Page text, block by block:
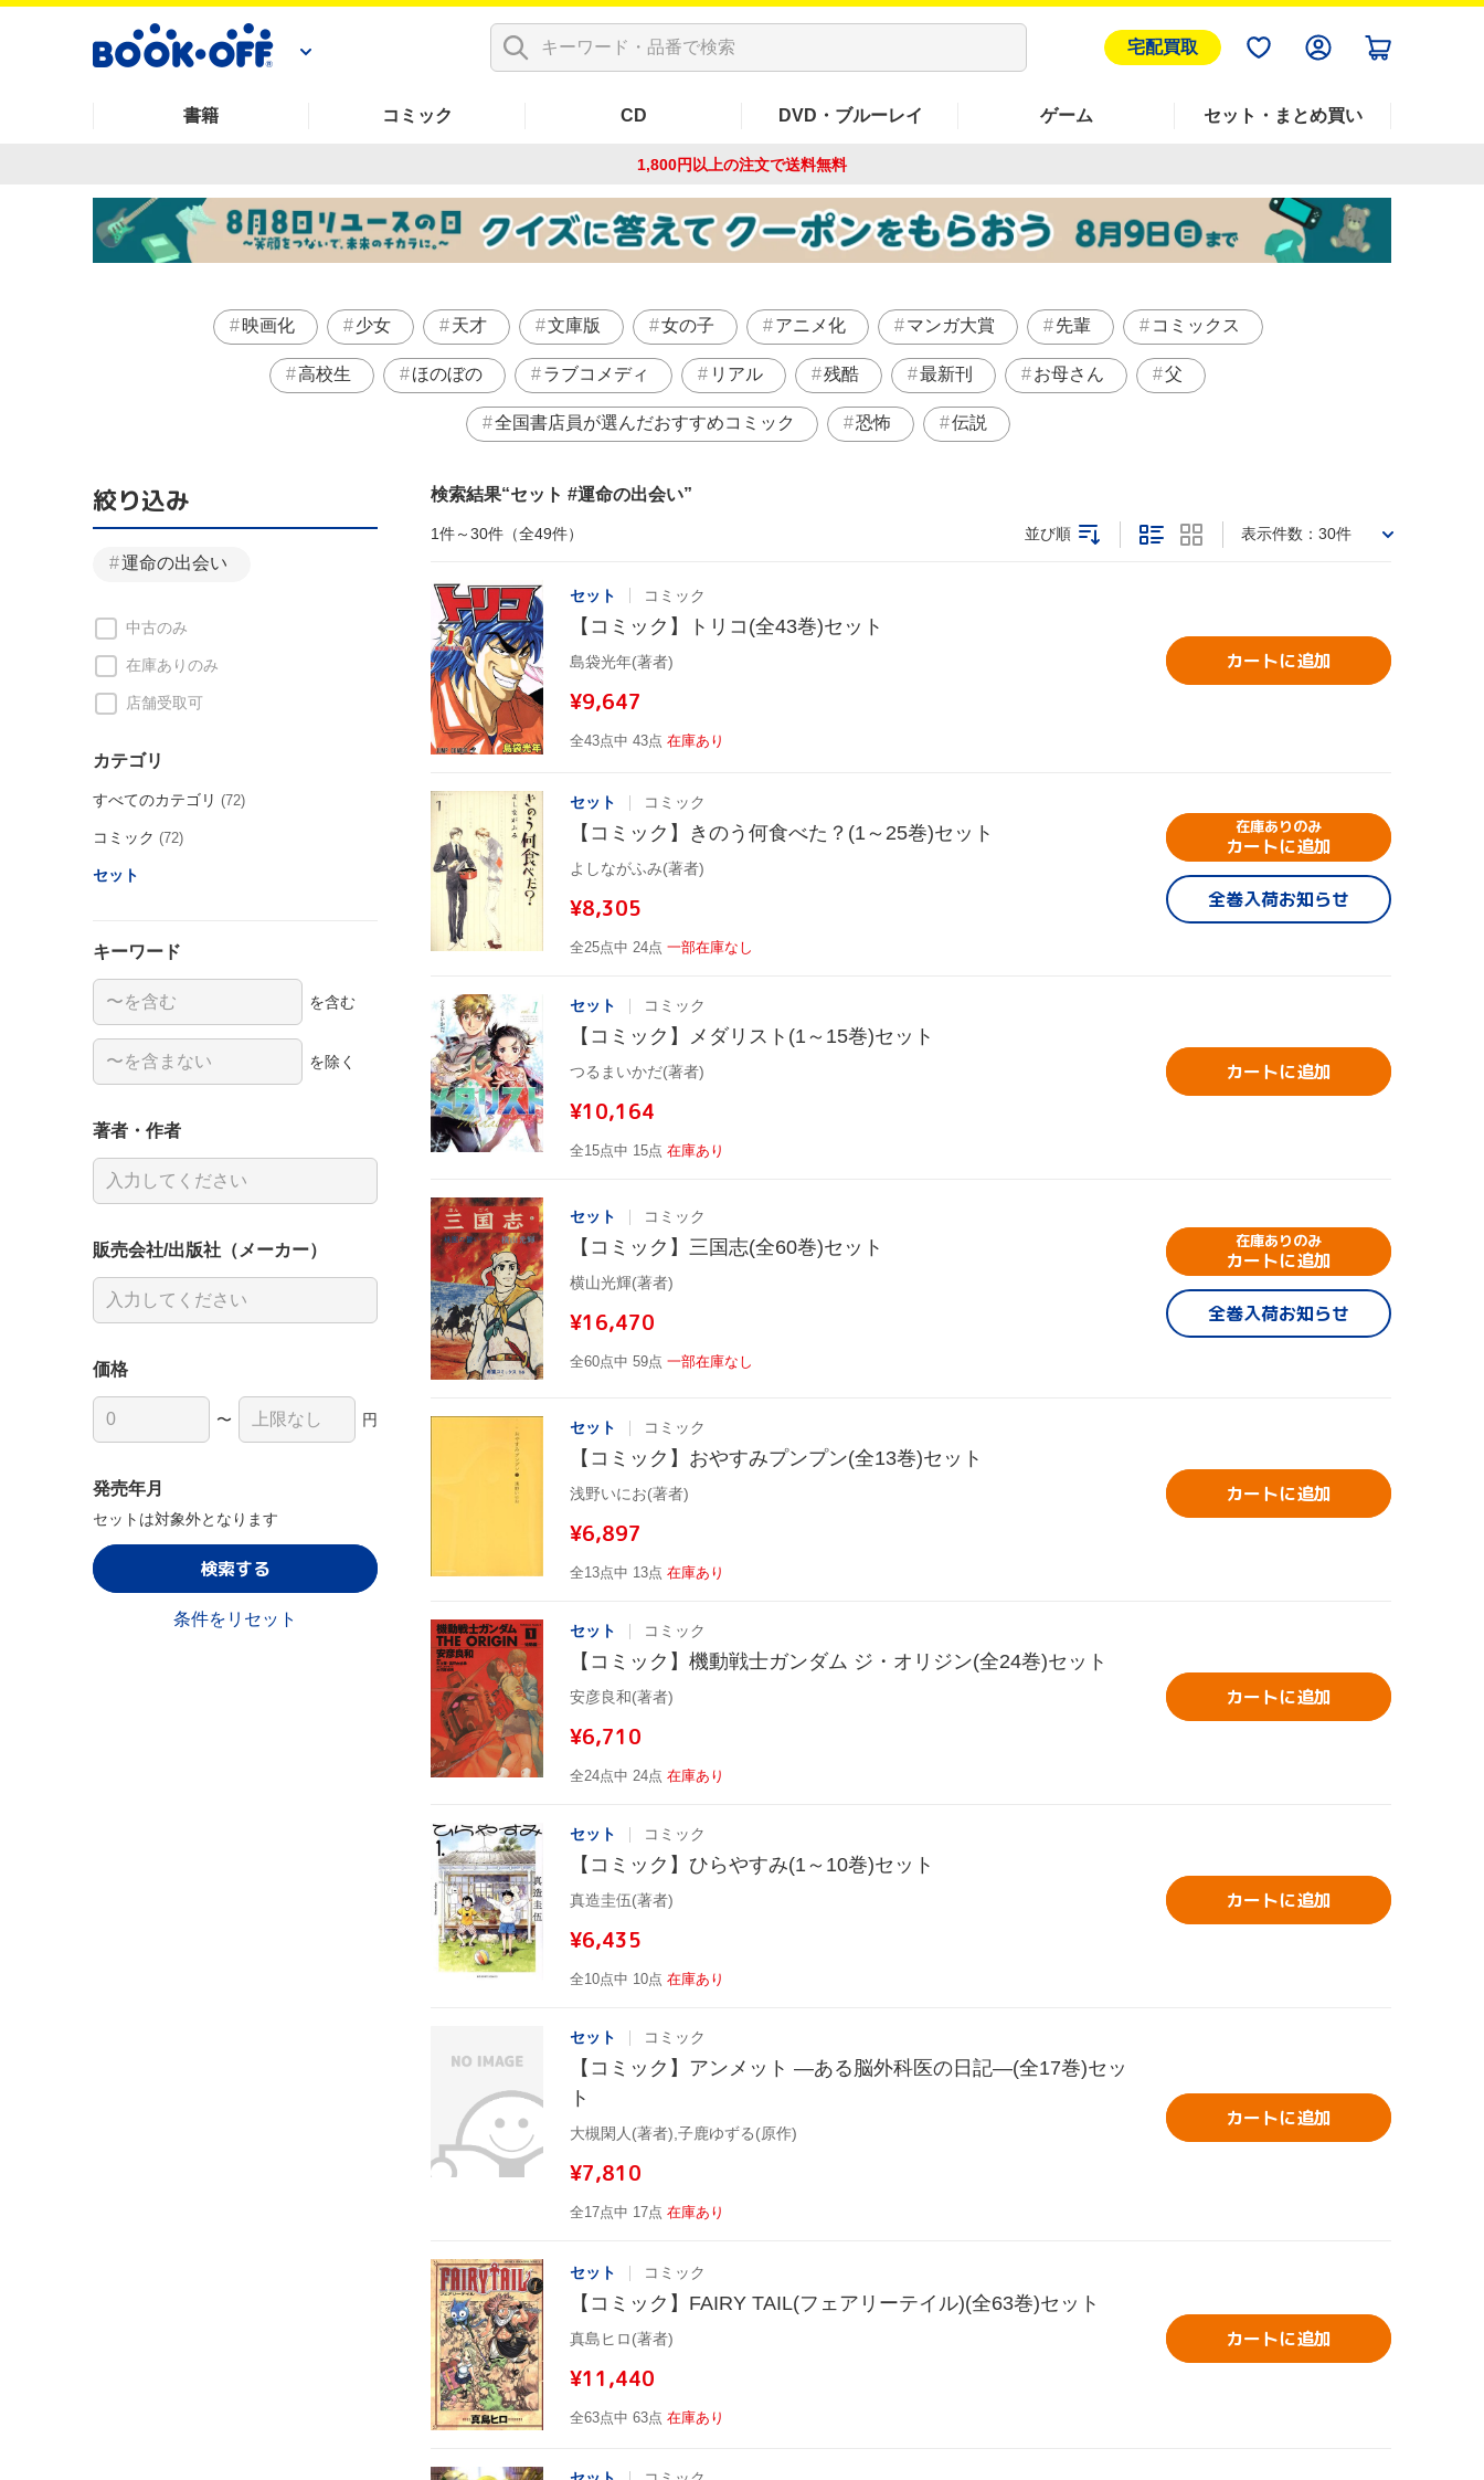
宅配買取
書籍 コミック CD DVD・ブルーレイ ゲーム セット・まとめ買い
1,800円以上の注文で送料無料
映画化 少女 天才 文庫版 女の子 アニメ化 マンガ大賞 先輩 コミックス
高校生 ほのぼの ラブコメディ リアル 残酷 最新刊 お母さん 父
全国書店員が選んだおすすめコミック 恐怖 伝説
検索結果 セット #運命の出会い
1件～30件（全49件） 並び順 表示件数： 30件
セット コミック
【コミック】トリコ(全43巻)セット
島袋光年(著者)
¥9,647
全43点中 43点 在庫あり
カートに追加
セット コミック
【コミック】きのう何食べた？(1～25巻)セット
よしながふみ(著者)
¥8,305
全25点中 24点 一部在庫なし
在庫ありのみ
カートに追加
全巻入荷お知らせ
セット コミック
【コミック】メダリスト(1～15巻)セット
つるまいかだ(著者)
¥10,164
全15点中 15点 在庫あり
カートに追加
セット コミック
【コミック】三国志(全60巻)セット
横山光輝(著者)
¥16,470
全60点中 59点 一部在庫なし
在庫ありのみ
カートに追加
全巻入荷お知らせ
セット コミック
【コミック】おやすみプンプン(全13巻)セット
浅野いにお(著者)
¥6,897
全13点中 13点 在庫あり
カートに追加
セット コミック
【コミック】機動戦士ガンダム ジ・オリジン(全24巻)セット
安彦良和(著者)
¥6,710
全24点中 24点 在庫あり
カートに追加
セット コミック
【コミック】ひらやすみ(1～10巻)セット
真造圭伍(著者)
¥6,435
全10点中 10点 在庫あり
カートに追加
セット コミック
【コミック】アンメット ―ある脳外科医の日記―(全17巻)セッ
ト
大槻閑人(著者),子鹿ゆずる(原作)
¥7,810
全17点中 17点 在庫あり
カートに追加
セット コミック
【コミック】FAIRY TAIL(フェアリーテイル)(全63巻)セット
真島ヒロ(著者)
¥11,440
全63点中 63点 在庫あり
カートに追加
絞り込み
運命の出会い
中古のみ
在庫ありのみ
店舗受取可
カテゴリ
すべてのカテゴリ (72)
コミック (72)
セット
キーワード
を含む
を除く
著者・作者
販売会社/出版社（メーカー）
価格
〜 円
発売年月
セットは対象外となります
検索する
条件をリセット